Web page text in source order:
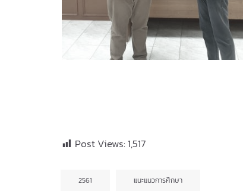
Post Views: 1,517
2561 แนะแนวการศึกษา